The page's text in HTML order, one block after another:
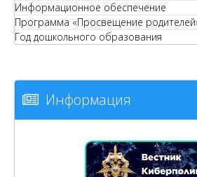
Информационное обеспечение
Программа «Просвещение
Год дошкольного образования
Информация